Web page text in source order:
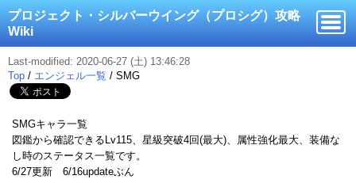
プロジェクト・シルバーウイング（プロシグ）攻略
Wiki
Last-modified: 2020-06-27 (土) 13:46:28
Top / エンジェル一覧 / SMG
SMGキャラ一覧
図鑑から確認できるLv115、星級突破4回(最大)、属性強化最大、装備な
し時のステータス一覧です。
6/27更新 6/16updateぶん